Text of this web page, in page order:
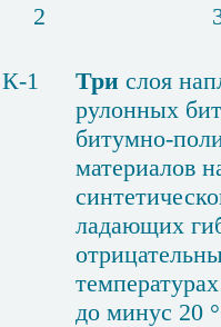
2
К-1 Три слоя
рулонных
битумно-
материалов
ладающих
до минус 20